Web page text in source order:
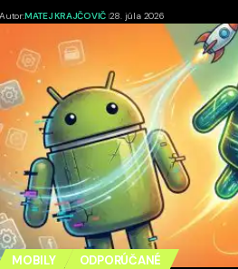
Autor:MATEJ KRAJČOVIČ 28. júla 2026
MOBILY ODPORÚČANÉ